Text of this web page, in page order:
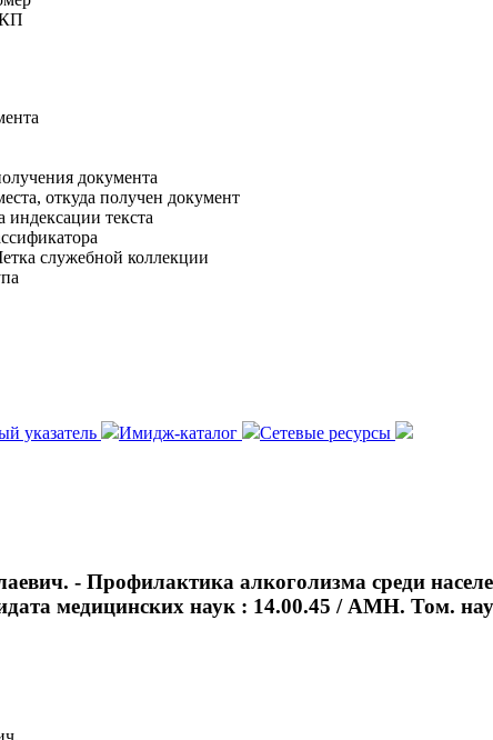
КП
документа
откуда получен документ
индексации текста
служебной коллекции
указатель Имидж-каталог
Сетевые ресурсы
- Профилактика алкоголизма среди
медицинских наук : 14.00.45 / АМН. Том.